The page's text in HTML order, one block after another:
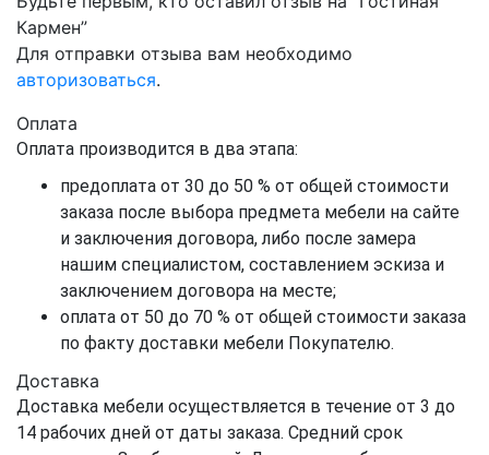
Кармен”
Для отправки отзыва вам необходимо
авторизоваться.
Оплата
Оплата производится в два этапа:
предоплата от 30 до 50 % от общей стоимости
заказа после выбора предмета мебели на сайте
и заключения договора, либо после замера
нашим специалистом, составлением эскиза и
заключением договора на месте;
оплата от 50 до 70 % от общей стоимости заказа
по факту доставки мебели Покупателю.
Доставка
Доставка мебели осуществляется в течение от 3 до
14 рабочих дней от даты заказа. Средний срок